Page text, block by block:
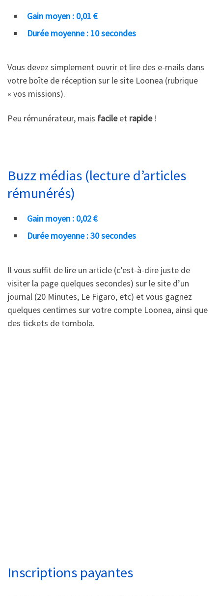
Gain moyen : 0,01 €
Durée moyenne : 10 secondes
Vous devez simplement ouvrir et lire des e-mails dans
votre boîte de réception sur le site Loonea (rubrique
« vos missions).
Peu rémunérateur, mais facileet rapide!
Buzz médias (lecture d’articles
rémunérés)
Gain moyen : 0,02 €
Durée moyenne : 30 secondes
Il vous suffit de lire un article (c’est-à-dire juste de
visiter la page quelques secondes) sur le site d’un
journal (20 Minutes, Le Figaro, etc) et vous gagnez
quelques centimes sur votre compte Loonea, ainsi que
des tickets de tombola.
Inscriptions payantes